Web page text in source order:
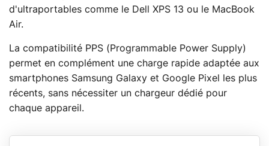
d'ultraportables comme le Dell XPS 13 ou le MacBook
Air.
La compatibilité PPS (Programmable Power Supply)
permet en complément une charge rapide adaptée aux
smartphones Samsung Galaxy et Google Pixel les plus
récents, sans nécessiter un chargeur dédié pour
chaque appareil.